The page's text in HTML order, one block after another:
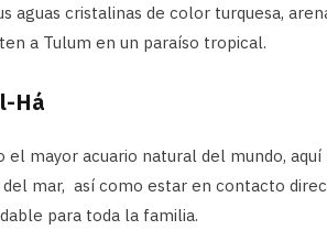
aguas cristalinas de color turquesa,
a Tulum en un paraíso tropical.
Há
el mayor acuario natural del mundo,
del mar, así como estar en contacto
para toda la familia.